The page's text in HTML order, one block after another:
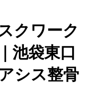
クワーク
池袋東口
シス整骨